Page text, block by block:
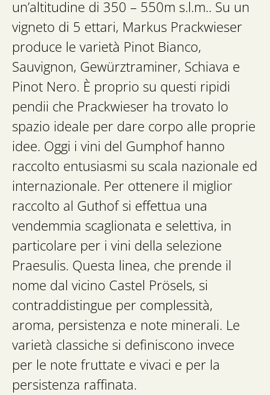
un’altitudine di 350 – 550m s.l.m.. Su un
vigneto di 5 ettari, Markus Prackwieser
produce le varietà Pinot Bianco,
Sauvignon, Gewürztraminer, Schiava e
Pinot Nero. È proprio su questi ripidi
pendii che Prackwieser ha trovato lo
spazio ideale per dare corpo alle proprie
idee. Oggi i vini del Gumphof hanno
raccolto entusiasmi su scala nazionale ed
internazionale. Per ottenere il miglior
raccolto al Guthof si effettua una
vendemmia scaglionata e selettiva, in
particolare per i vini della selezione
Praesulis. Questa linea, che prende il
nome dal vicino Castel Prösels, si
contraddistingue per complessità,
aroma, persistenza e note minerali. Le
varietà classiche si definiscono invece
per le note fruttate e vivaci e per la
persistenza raffinata.